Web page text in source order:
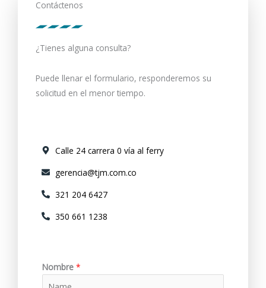
Contáctenos
¿Tienes alguna consulta?
Puede llenar el formulario, responderemos su
solicitud en el menor tiempo.
Calle 24 carrera 0 vía al ferry
gerencia@tjm.com.co
321 204 6427
350 661 1238
Nombre *